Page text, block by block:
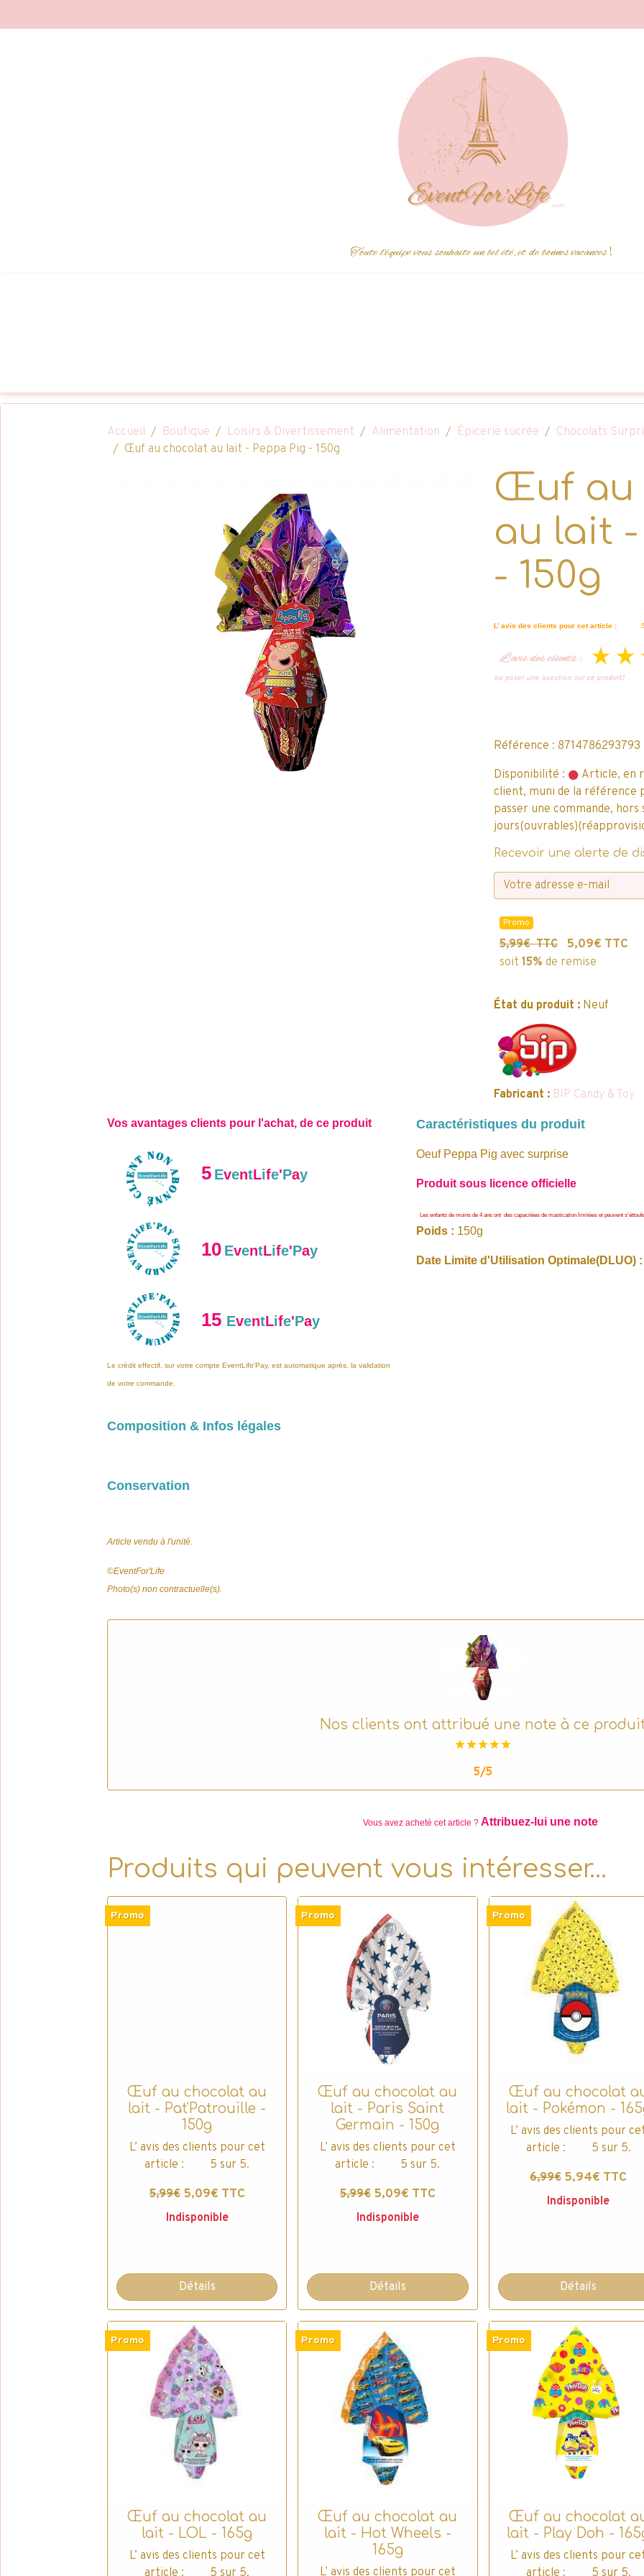
Toute l'équipe vous souhaite un bel été, et de bonnes vacances!
Accueil Boutique Loisirs & Divertissement Alimentation Épicerie sucrée
Chocolats
Œuf au chocolat au lait - Peppa Pig - 150g
Œuf au
au lait -
- 150g
L’ avis des clients pour cet article :
L’avis des clients :
ou poser une question sur ce produit)
Référence : 8714786293793
Disponibilité :
Article, en
client, muni de la référence
passer une commande, hors
Recevoir une alerte de
Promo
5,99€ TTC 5,09€ TTC
soit 15% de remise
État du produit : Neuf
Fabricant : BIP Candy & Toy
Vos avantages clients pour l'achat, de ce produit
5 EventLife'Pay
10 EventLife'Pay
15 EventLife'Pay
Le crédit effectif, sur votre compte EventLife'Pay, est automatique après, la validation
de votre commande.
Caractéristiques du produit
Oeuf Peppa Pig avec surprise
Produit sous licence officielle
Les enfants de moins de 4 ans ont des capacitées de mastication limitées et peuvent
Poids : 150g
Date Limite d'Utilisation Optimale(DLUO)
Composition & Infos légales
Conservation
Article vendu à l'unité.
©️EventFor'Life
Photo(s) non contractuelle(s).
Nos clients ont attribué une note à ce
5/5
Vous avez acheté cet article ? Attribuez-lui une note
Produits qui peuvent vous intéresser…
Promo
Œuf au chocolat au
lait - Pat'Patrouille -
150g
L’ avis des clients pour cet
article : 5 sur 5.
5,99€ 5,09€ TTC
Indisponible
Détails
Promo
Œuf au chocolat au
lait - Paris Saint
Germain - 150g
L’ avis des clients pour cet
article : 5 sur 5.
5,99€ 5,09€ TTC
Indisponible
Détails
Promo
Œuf au chocolat
lait - Pokémon -
L’ avis des clients pour
article : 5 sur 5.
6,99€ 5,94€ TTC
Indisponible
Détails
Promo
Œuf au chocolat au
lait - LOL - 165g
L’ avis des clients pour cet
article : 5 sur 5.
Promo
Œuf au chocolat au
lait - Hot Wheels -
165g
L’ avis des clients pour cet
Promo
Œuf au chocolat
lait - Play Doh -
L’ avis des clients pour
article : 5 sur 5.